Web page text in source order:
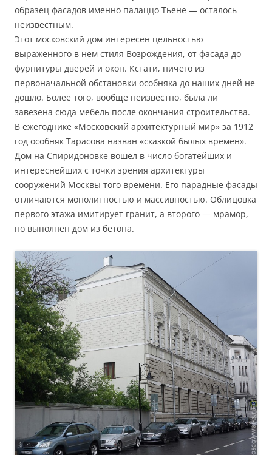
образец фасадов именно палаццо Тьене — осталось
неизвестным.
Этот московский дом интересен цельностью
выраженного в нем стиля Возрождения, от фасада до
фурнитуры дверей и окон. Кстати, ничего из
первоначальной обстановки особняка до наших дней не
дошло. Более того, вообще неизвестно, была ли
завезена сюда мебель после окончания строительства.
В ежегоднике «Московский архитектурный мир» за 1912
год особняк Тарасова назван «сказкой былых времен».
Дом на Спиридоновке вошел в число богатейших и
интереснейших с точки зрения архитектуры
сооружений Москвы того времени. Его парадные фасады
отличаются монолитностью и массивностью. Облицовка
первого этажа имитирует гранит, а второго — мрамор,
но выполнен дом из бетона.